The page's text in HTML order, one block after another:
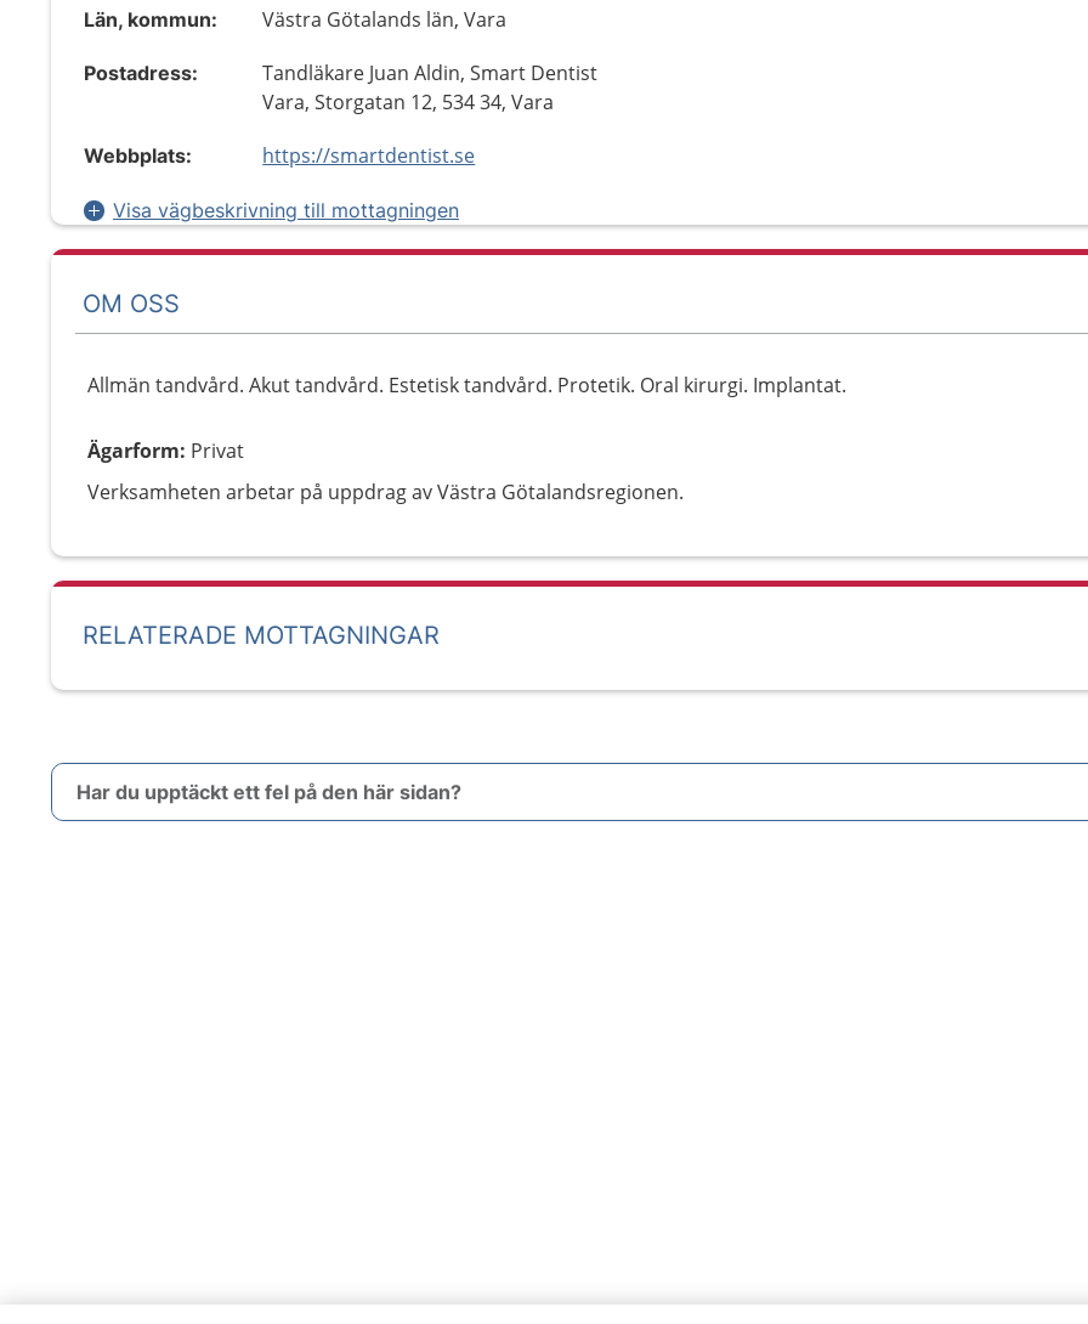
Län, kommun: Västra Götalands län, Vara
Postadress:
Tandläkare Juan Aldin, Smart Dentist
Vara, Storgatan 12, 534 34, Vara
Webbplats: https://smartdentist.se
Visa vägbeskrivning till mottagningen
OM OSS
Allmän tandvård. Akut tandvård. Estetisk tandvård. Protetik. Oral kirurgi. Implantat.
Ägarform: Privat
Verksamheten arbetar på uppdrag av Västra Götalandsregionen.
RELATERADE MOTTAGNINGAR
Har du upptäckt ett fel på den här sidan?